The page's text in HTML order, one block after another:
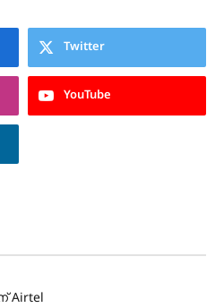
Twitter
YouTube
Airtel